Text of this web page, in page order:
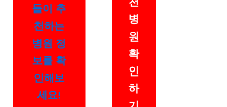
들이 추
천하는
병원 정
보를 확
인해보
세요!
병
원
확
인
하
기